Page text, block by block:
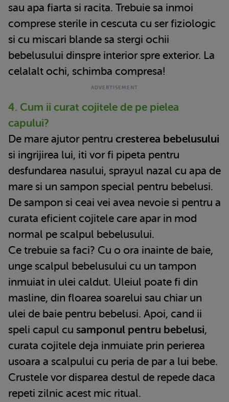
sau apa fiarta si racita. Trebuie sa inmoi
comprese sterile in cescuta cu ser fiziologic
si cu miscari blande sa stergi ochii
bebelusului dinspre interior spre exterior. La
celalalt ochi, schimba compresa!
4. Cum ii curat cojitele de pe pielea
capului?
De mare ajutor pentru cresterea bebelusului
si ingrijirea lui, iti vor fi pipeta pentru
desfundarea nasului, sprayul nazal cu apa de
mare si un sampon special pentru bebelusi.
De sampon si ceai vei avea nevoie si pentru a
curata eficient cojitele care apar in mod
normal pe scalpul bebelusului.
Ce trebuie sa faci? Cu o ora inainte de baie,
unge scalpul bebelusului cu un tampon
inmuiat in ulei caldut. Uleiul poate fi din
masline, din floarea soarelui sau chiar un
ulei de baie pentru bebelusi. Apoi, cand ii
speli capul cu samponul pentru bebelusi,
curata cojitele deja inmuiate prin perierea
usoara a scalpului cu peria de par a lui bebe.
Crustele vor disparea destul de repede daca
repeti zilnic acest mic ritual.